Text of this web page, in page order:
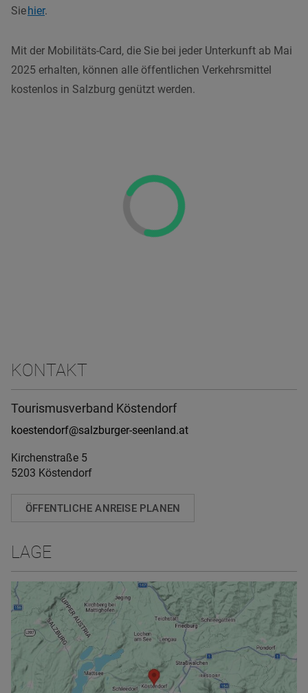
Siehier.
Mit der Mobilitäts-Card, die Sie bei jeder Unterkunft ab Mai
2025 erhalten, können alle öffentlichen Verkehrsmittel
kostenlos in Salzburg genützt werden.
KONTAKT
Tourismusverband Köstendorf
koestendorf@salzburger-seenland.at
Kirchenstraße 5
5203 Köstendorf
ÖFFENTLICHE ANREISE PLANEN
LAGE